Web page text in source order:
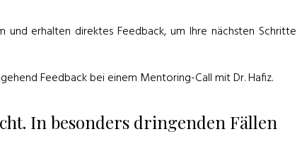
erhalten direktes Feedback, um Ihre nächsten Schritte
Feedback bei einem Mentoring-Call mit Dr. Hafiz.
In besonders dringenden Fällen